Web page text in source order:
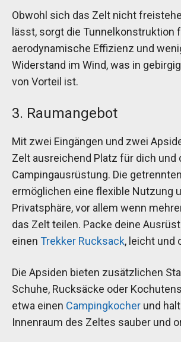
Obwohl sich das Zelt nicht
lässt, sorgt die Tunnelkonstruktion
aerodynamische Effizienz und
Widerstand im Wind, was in
von Vorteil ist.
3. Raumangebot
Mit zwei Eingängen und zwei
Zelt ausreichend Platz für dich und
Campingausrüstung. Die
ermöglichen eine flexible Nutzung
Privatsphäre, vor allem wenn
das Zelt teilen. Packe deine
einen Trekker Rucksack, leicht und
Die Apsiden bieten zusätzlichen
Schuhe, Rucksäcke oder
etwa einen Campingkocher und
Innenraum des Zeltes sauber und